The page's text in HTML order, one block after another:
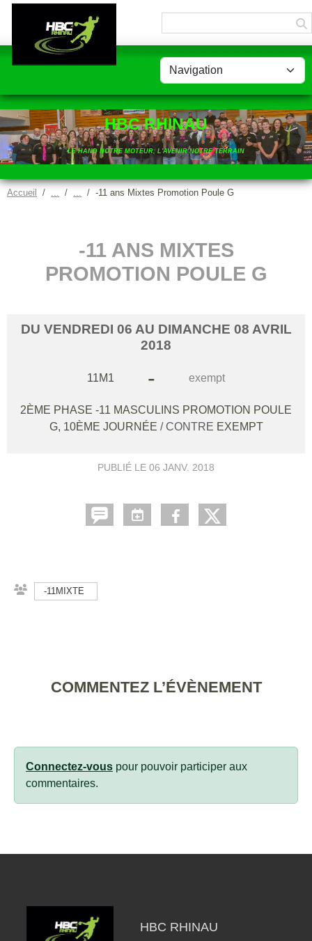
HBC RHINAU
LE HAND NOTRE MOTEUR, L'AVENIR NOTRE TERRAIN
Accueil -11 ans Mixtes Promotion Poule G
-11 ANS MIXTES
PROMOTION POULE G
DU VENDREDI 06 AU DIMANCHE 08 AVRIL
2018
11M1 - exempt
2ÈME PHASE -11 MASCULINS PROMOTION POULE
G, 10ÈME JOURNÉE / CONTRE EXEMPT
PUBLIÉ LE 06 JANV. 2018
-11MIXTE
COMMENTEZ L’ÉVÈNEMENT
Connectez-vous pour pouvoir participer aux
commentaires.
HBC RHINAU